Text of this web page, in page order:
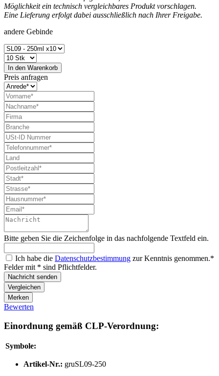
Möglichkeit ein technisch vergleichbares Produkt vorschlagen.
Eine Lieferung erfolgt dabei ausschließlich nach Ihrer Freigabe.
andere Gebinde
In den Warenkorb
Preis anfragen
Bitte geben Sie die Zeichenfolge in das nachfolgende Textfeld ein.
Ich habe die Datenschutzbestimmung zur Kenntnis genommen.*
Felder mit * sind Pflichtfelder.
Nachricht senden
Vergleichen
Merken
Bewerten
Einordnung gemäß CLP-Verordnung:
Symbole:
Artikel-Nr.: gruSL09-250